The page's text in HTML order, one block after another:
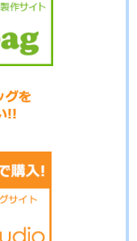
No.15-051